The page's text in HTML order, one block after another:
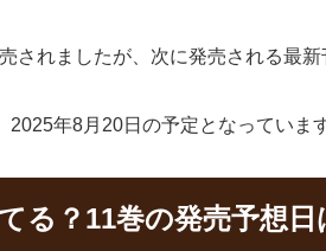
れましたが、次に発売される最新
年8月20日の予定となっています
る？11巻の発売予想日